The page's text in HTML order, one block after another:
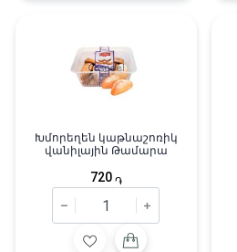
Խմորեղեն կաթնաշոռիկ
վանիլային Թամարա
720 ֏